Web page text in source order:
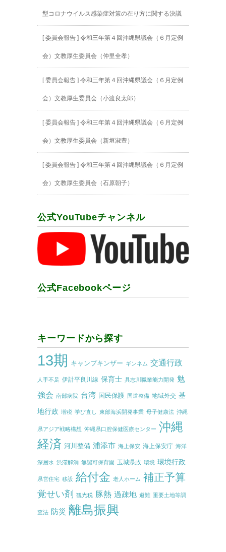
型コロナウイルス感染症対策の在り方に関する決議
[ 委員会報告 ] 令和三年第４回沖縄県議会（６月定例
会）文教厚生委員会（仲里全孝）
[ 委員会報告 ] 令和三年第４回沖縄県議会（６月定例
会）文教厚生委員会（小渡良太郎）
[ 委員会報告 ] 令和三年第４回沖縄県議会（６月定例
会）文教厚生委員会（新垣淑豊）
[ 委員会報告 ] 令和三年第４回沖縄県議会（６月定例
会）文教厚生委員会（石原朝子）
公式YouTubeチャンネル
公式Facebookページ
キーワードから探す
13期 キャンプキンザー ギンネム 交通行政
人手不足 伊計平良川線 保育士 具志川職業能力開発 勉
強会 南部病院 台湾 国民保護 国道整備 地域外交 基
地行政 増税 学び直し 東部海浜開発事業 母子健康法 沖縄
県アジア戦略構想 沖縄県口腔保健医療センター 沖縄
経済 河川整備 浦添市 海上保安 海上保安庁 海洋
深層水 渋滞解消 無認可保育園 玉城県政 環境 環境行政
県営住宅 移設 給付金 老人ホーム 補正予算
覚せい剤 観光税 豚熱 過疎地 避難 重要土地等調
査法 防災 離島振興